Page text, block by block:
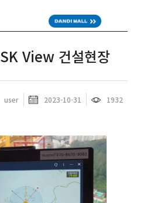
View 건설현장
user 2023-10-31 1932